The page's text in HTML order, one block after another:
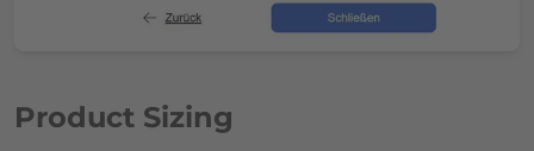
Product Sizing